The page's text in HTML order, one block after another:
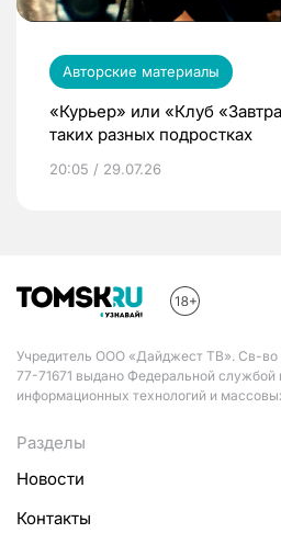
Авторские материалы
«Курьер» или «Клуб
таких разных подростках
20:05 / 29.07.26
Учредитель ООО «Дайджест ТВ». Св-
77-71671 выдано Федеральной службой
информационных технологий и
Разделы
Новости
Контакты